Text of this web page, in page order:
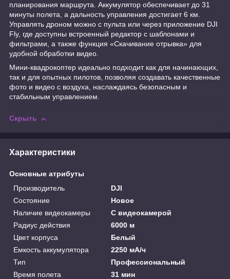
планирования маршрута. Аккумулятор обеспечивает до 31
минуты полета, а дальность управления достигает 6 км.
Управлять дроном можно с пульта или через приложение DJI
Fly, где доступны встроенный редактор с шаблонами и
фильтрами, а также функция «Скачивание отрывка» для
удобной обработки видео.
Мини-квадрокоптер идеально подходит как для начинающих,
так и для опытных пилотов, позволяя создавать качественные
фото и видео с воздуха, наслаждаясь безопасным и
стабильным управлением.
Скрыть
Характеристики
Основные атрибуты
Производитель
DJI
Состояние
Новое
Наличие видеокамеры
С видеокамерой
Радиус действия
6000 м
Цвет корпуса
Белый
Емкость аккумулятора
2250 мА/ч
Тип
Профессиональный
Время полета
31 мин